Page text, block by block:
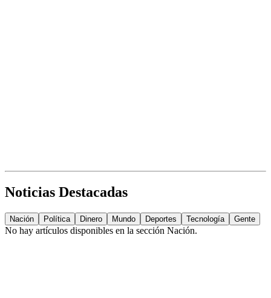
Noticias Destacadas
Nación Política Dinero Mundo Deportes Tecnología Gente
No hay artículos disponibles en la sección Nación.